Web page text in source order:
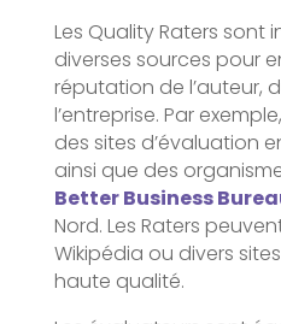
Les Quality Raters sont
diverses sources pour
réputation de l’auteur,
l’entreprise. Par
des sites d’évaluation
ainsi que des
Better Business
Nord. Les Raters
Wikipédia ou divers
haute qualité.